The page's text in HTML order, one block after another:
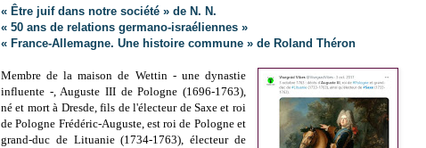
« Être juif dans notre société » de N. N.
« 50 ans de relations germano-israéliennes »
« France-Allemagne. Une histoire commune » de Roland Théron
Membre de la maison de Wettin - une dynastie
influente -, Auguste III de Pologne (1696-1763),
né et mort à Dresde, fils de l'électeur de Saxe et roi
de Pologne Frédéric-Auguste, est roi de Pologne et
grand-duc de Lituanie (1734-1763), électeur de